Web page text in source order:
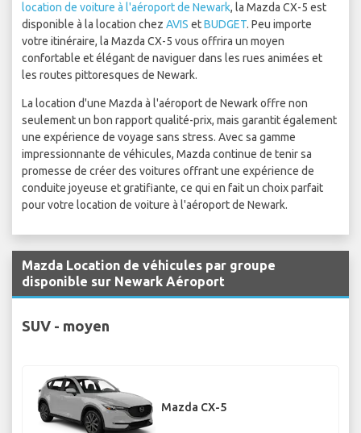
location de voiture à l'aéroport de Newark, la Mazda CX-5 est
disponible à la location chez AVIS etBUDGET. Peu importe
votre itinéraire, la Mazda CX-5 vous offrira un moyen
confortable et élégant de naviguer dans les rues animées et
les routes pittoresques de Newark.
La location d'une Mazda à l'aéroport de Newark offre non
seulement un bon rapport qualité-prix, mais garantit également
une expérience de voyage sans stress. Avec sa gamme
impressionnante de véhicules, Mazda continue de tenir sa
promesse de créer des voitures offrant une expérience de
conduite joyeuse et gratifiante, ce qui en fait un choix parfait
pour votre location de voiture à l'aéroport de Newark.
Mazda Location de véhicules par groupe
disponible sur Newark Aéroport
SUV - moyen
Mazda CX-5